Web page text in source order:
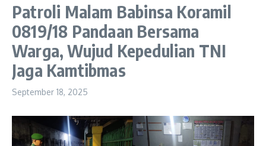
Patroli Malam Babinsa Koramil
0819/18 Pandaan Bersama
Warga, Wujud Kepedulian TNI
Jaga Kamtibmas
September 18, 2025